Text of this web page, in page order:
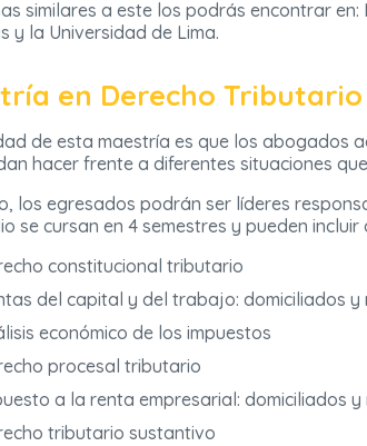
similares a este los podrás encontrar en:
y la Universidad de Lima.
en Derecho
de esta maestría es que los abogados
hacer frente a diferentes situaciones
los egresados podrán ser líderes
se cursan en 4 semestres y pueden
constitucional tributario
del capital y del trabajo: domiciliados y
económico de los impuestos
procesal tributario
a la renta empresarial: domiciliados y
tributario sustantivo